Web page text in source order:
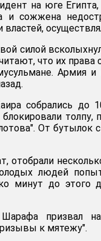
на юге
сожжена
силой
что их
Армия
собрались до
толпу,
От бутылок
отобрали
людей
минут до этого
призвал
к мятежу".